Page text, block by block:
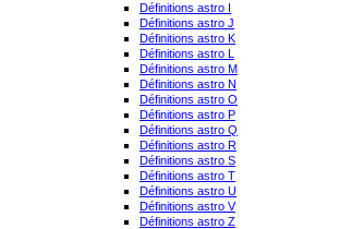
Définitions astro I
Définitions astro J
Définitions astro K
Définitions astro L
Définitions astro M
Définitions astro N
Définitions astro O
Définitions astro P
Définitions astro Q
Définitions astro R
Définitions astro S
Définitions astro T
Définitions astro U
Définitions astro V
Définitions astro Z